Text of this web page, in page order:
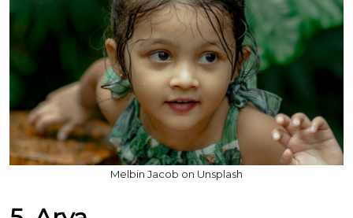
Melbin Jacob on Unsplash